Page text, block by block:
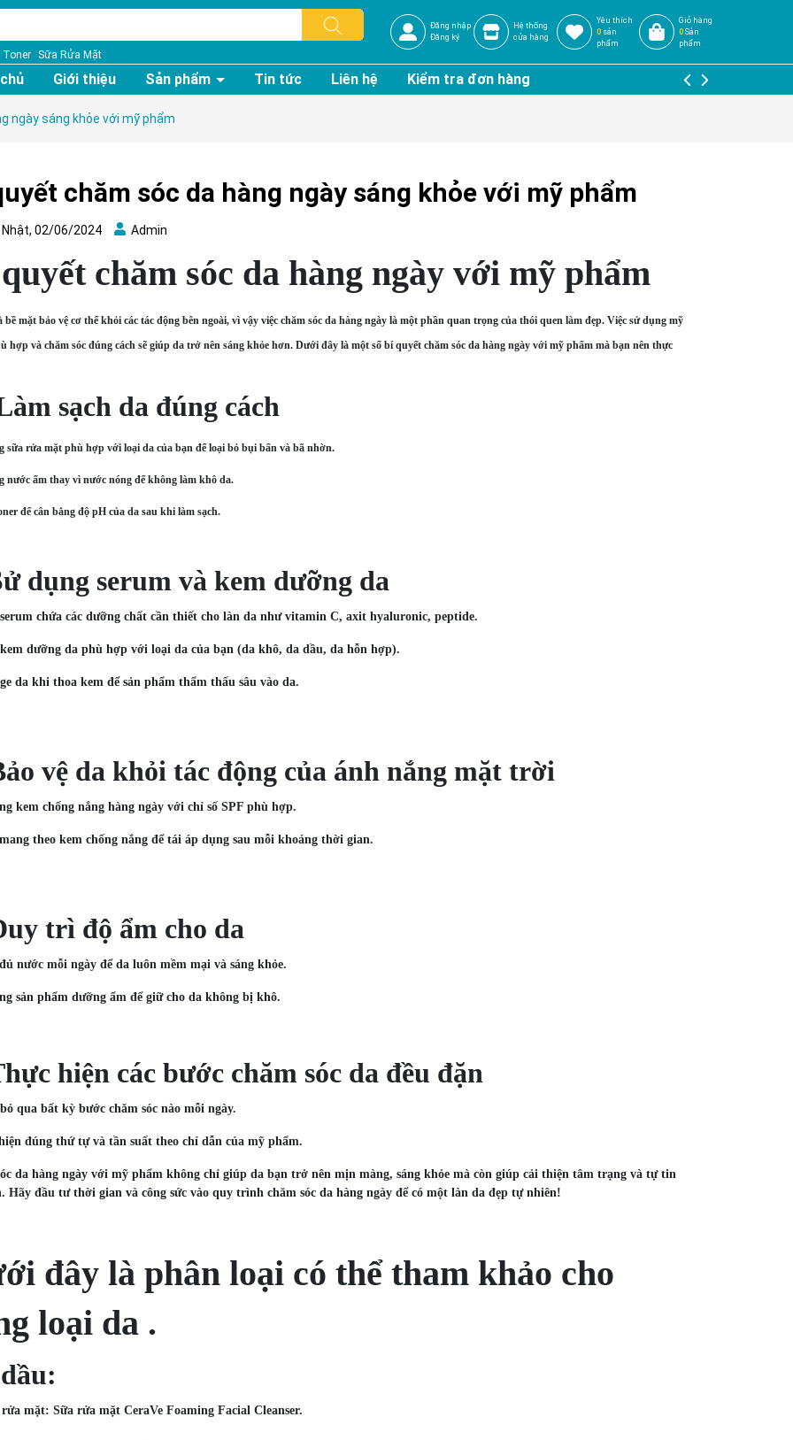
Toner Sữa Rửa Mặt
Đăng nhập
Đăng ký
Hệ thống
cửa hàng
Yêu thích
0sản
phẩm
Giỏ hàng
0 Sản
phẩm
Giới thiệu Sản phẩm Tin tức Liên hệ Kiểm tra đơn hàng
ngày sáng khỏe với mỹ phẩm
chăm sóc da hàng ngày sáng khỏe với mỹ phẩm
Nhật, 02/06/2024 Admin
chăm sóc da hàng ngày với mỹ phẩm
bề mặt bảo vệ cơ thể khỏi các tác động bên ngoài, vì vậy việc chăm sóc da hàng ngày là một phần quan trọng của thói quen làm đẹp. Việc sử dụng mỹ
hợp và chăm sóc đúng cách sẽ giúp da trở nên sáng khỏe hơn. Dưới đây là một số bí quyết chăm sóc da hàng ngày với mỹ phẩm mà bạn nên thực
sạch da đúng cách
sữa rửa mặt phù hợp với loại da của bạn để loại bỏ bụi bẩn và bã nhờn.
nước ấm thay vì nước nóng để không làm khô da.
để cân bằng độ pH của da sau khi làm sạch.
dụng serum và kem dưỡng da
chứa các dưỡng chất cần thiết cho làn da như vitamin C, axit hyaluronic, peptide.
dưỡng da phù hợp với loại da của bạn (da khô, da dầu, da hỗn hợp).
da khi thoa kem để sản phẩm thẩm thấu sâu vào da.
vệ da khỏi tác động của ánh nắng mặt trời
kem chống nắng hàng ngày với chỉ số SPF phù hợp.
theo kem chống nắng để tái áp dụng sau mỗi khoảng thời gian.
trì độ ẩm cho da
nước mỗi ngày để da luôn mềm mại và sáng khỏe.
sản phẩm dưỡng ẩm để giữ cho da không bị khô.
hiện các bước chăm sóc da đều đặn
qua bất kỳ bước chăm sóc nào mỗi ngày.
đúng thứ tự và tần suất theo chỉ dẫn của mỹ phẩm.
da hàng ngày với mỹ phẩm không chỉ giúp da bạn trở nên mịn màng, sáng khỏe mà còn giúp cải thiện tâm trạng và tự tin
Hãy đầu tư thời gian và công sức vào quy trình chăm sóc da hàng ngày để có một làn da đẹp tự nhiên!
đây là phân loại có thể tham khảo cho
loại da .
mặt: Sữa rửa mặt CeraVe Foaming Facial Cleanser.